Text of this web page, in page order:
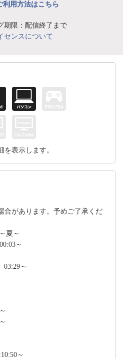
利用方法はこちら
期限：配信終了まで
センスについて
を表示します。
合があります。予めご了承くだ
夏～
～
03:29～
～